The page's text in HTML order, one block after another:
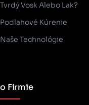
Tvrdý Vosk Alebo Lak?
Podlahové Kúrenie
Naše Technológie
o Firmie